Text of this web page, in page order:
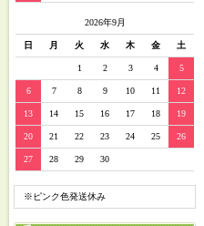
2026年9月
日 月 火 水 木 金 土
1 2 3 4 5
6 7 8 9 10 11 12
13 14 15 16 17 18 19
20 21 22 23 24 25 26
27 28 29 30
※ピンク色発送休み